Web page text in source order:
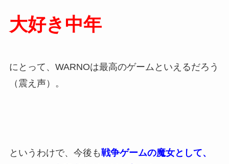
大好き中年
にとって、WARNOは最高のゲームといえるだろう
（震え声）。
というわけで、今後も戦争ゲームの魔女として、